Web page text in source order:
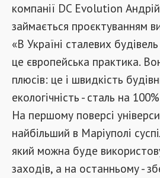
компанії DC Evolution
займається проєктуванням
«В Україні сталевих
це європейська практика.
плюсів: це і швидкість
екологічність - сталь на
На першому поверсі
найбільший в Маріуполі
який можна буде
заходів, а на останньому -